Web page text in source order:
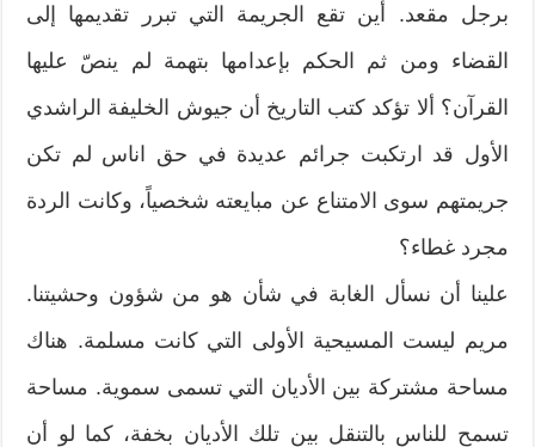
برجل مقعد. أين تقع الجريمة التي تبرر تقديمها إلى
القضاء ومن ثم الحكم بإعدامها بتهمة لم ينصّ عليها
القرآن؟ ألا تؤكد كتب التاريخ أن جيوش الخليفة الراشدي
الأول قد ارتكبت جرائم عديدة في حق اناس لم تكن
جريمتهم سوى الامتناع عن مبايعته شخصياً، وكانت الردة
مجرد غطاء؟
علينا أن نسأل الغابة في شأن هو من شؤون وحشيتنا.
مريم ليست المسيحية الأولى التي كانت مسلمة. هناك
مساحة مشتركة بين الأديان التي تسمى سموية. مساحة
تسمح للناس بالتنقل بين تلك الأديان بخفة، كما لو أن